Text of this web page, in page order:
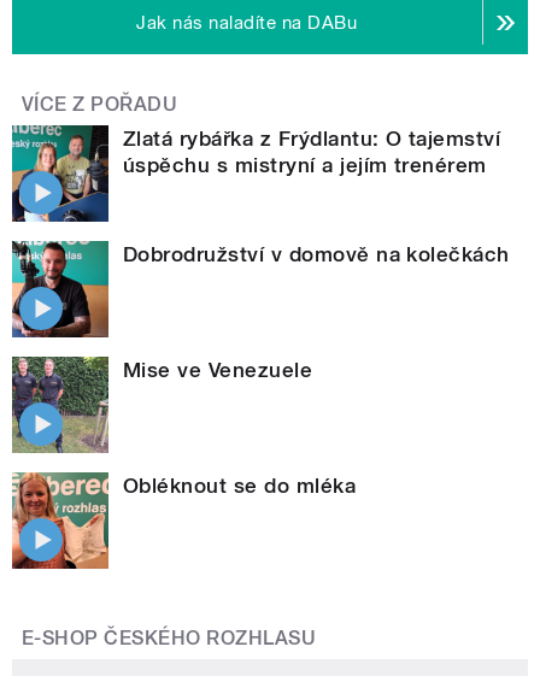
Jak nás naladíte na DABu
VÍCE Z POŘADU
Zlatá rybářka z Frýdlantu: O tajemství
úspěchu s mistryní a jejím trenérem
Dobrodružství v domově na kolečkách
Mise ve Venezuele
Obléknout se do mléka
E-SHOP ČESKÉHO ROZHLASU